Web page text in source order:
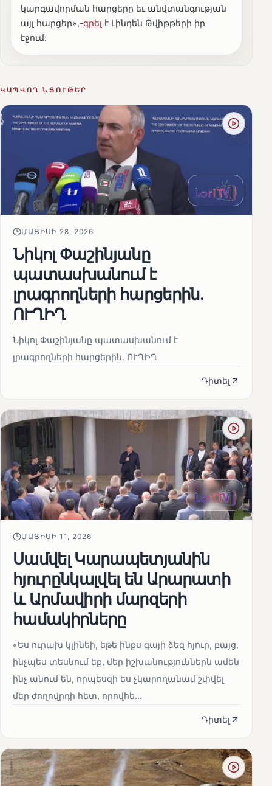
կարգավորման հարցերը եւ անվտանգության
այլ հարցեր»,-գրել է Լինդեն Թվիթթերի իր
էջում:
ԿԱՊՎՈՂ ՆՅՈՒԹԵՐ
ՄԱՅԻՍԻ 28, 2026
Նիկոլ Փաշինյանը
պատասխանում է
լրագրողների հարցերին․
ՈՒՂԻՂ
Նիկոլ Փաշինյանը պատասխանում է
լրագրողների հարցերին․ ՈՒՂԻՂ
Դիտել
ՄԱՅԻՍԻ 11, 2026
Սամվել Կարապետյանին
հյուրընկալվել են Արարատի
և Արմավիրի մարզերի
համակիրները
«Ես ուրախ կլինեի, եթե ինքս գայի ձեզ հյուր, բայց,
ինչպես տեսնում եք, մեր իշխանություններն ամեն
ինչ անում են, որպեսզի ես չկարողանամ շփվել
մեր ժողովրդի հետ, որովհե...
Դիտել